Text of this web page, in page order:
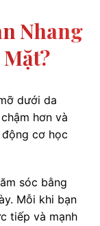
Nhang
dưới da
hơn và
cơ học
sóc bằng
Mỗi khi bạn
tiếp và mạnh